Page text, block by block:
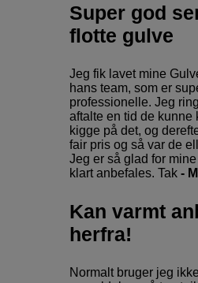
Super god
flotte gulve
Jeg fik lavet mine
hans team, som er
professionelle. Jeg
aftalte en tid de kunne
kigge på det, og
fair pris og så var de
Jeg er så glad for
klart anbefales. Tak -
Kan varmt
herfra!
Normalt bruger jeg